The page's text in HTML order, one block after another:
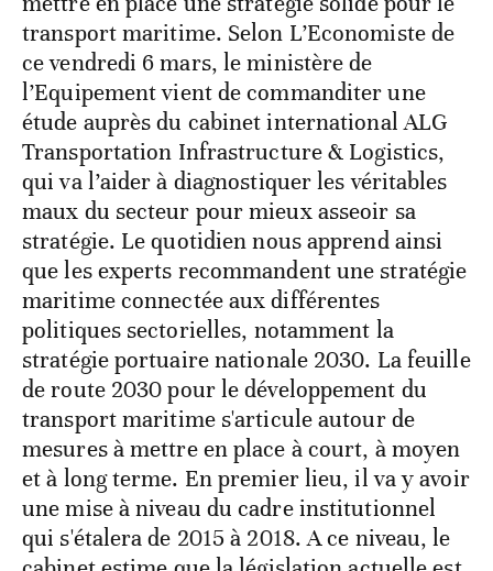
transport maritime. Selon L’Economiste de
ce vendredi 6 mars, le ministère de
l’Equipement vient de commanditer une
étude auprès du cabinet international ALG
Transportation Infrastructure & Logistics,
qui va l’aider à diagnostiquer les véritables
maux du secteur pour mieux asseoir sa
stratégie. Le quotidien nous apprend ainsi
que les experts recommandent une stratégie
maritime connectée aux différentes
politiques sectorielles, notamment la
stratégie portuaire nationale 2030. La feuille
de route 2030 pour le développement du
transport maritime s'articule autour de
mesures à mettre en place à court, à moyen
et à long terme. En premier lieu, il va y avoir
une mise à niveau du cadre institutionnel
qui s'étalera de 2015 à 2018. A ce niveau, le